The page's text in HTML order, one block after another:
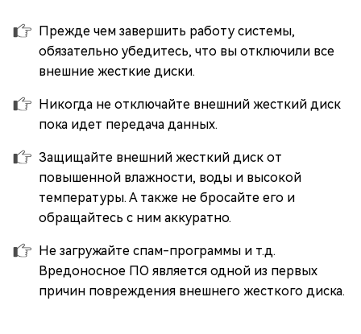
Прежде чем завершить работу системы,
обязательно убедитесь, что вы отключили все
внешние жесткие диски.
Никогда не отключайте внешний жесткий диск
пока идет передача данных.
Защищайте внешний жесткий диск от
повышенной влажности, воды и высокой
температуры. А также не бросайте его и
обращайтесь с ним аккуратно.
Не загружайте спам-программы и т.д.
Вредоносное ПО является одной из первых
причин повреждения внешнего жесткого диска.